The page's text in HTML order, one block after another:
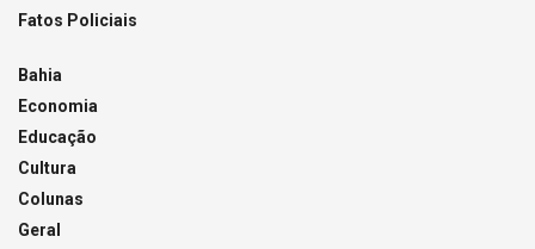
Fatos Policiais
Bahia
Economia
Educação
Cultura
Colunas
Geral